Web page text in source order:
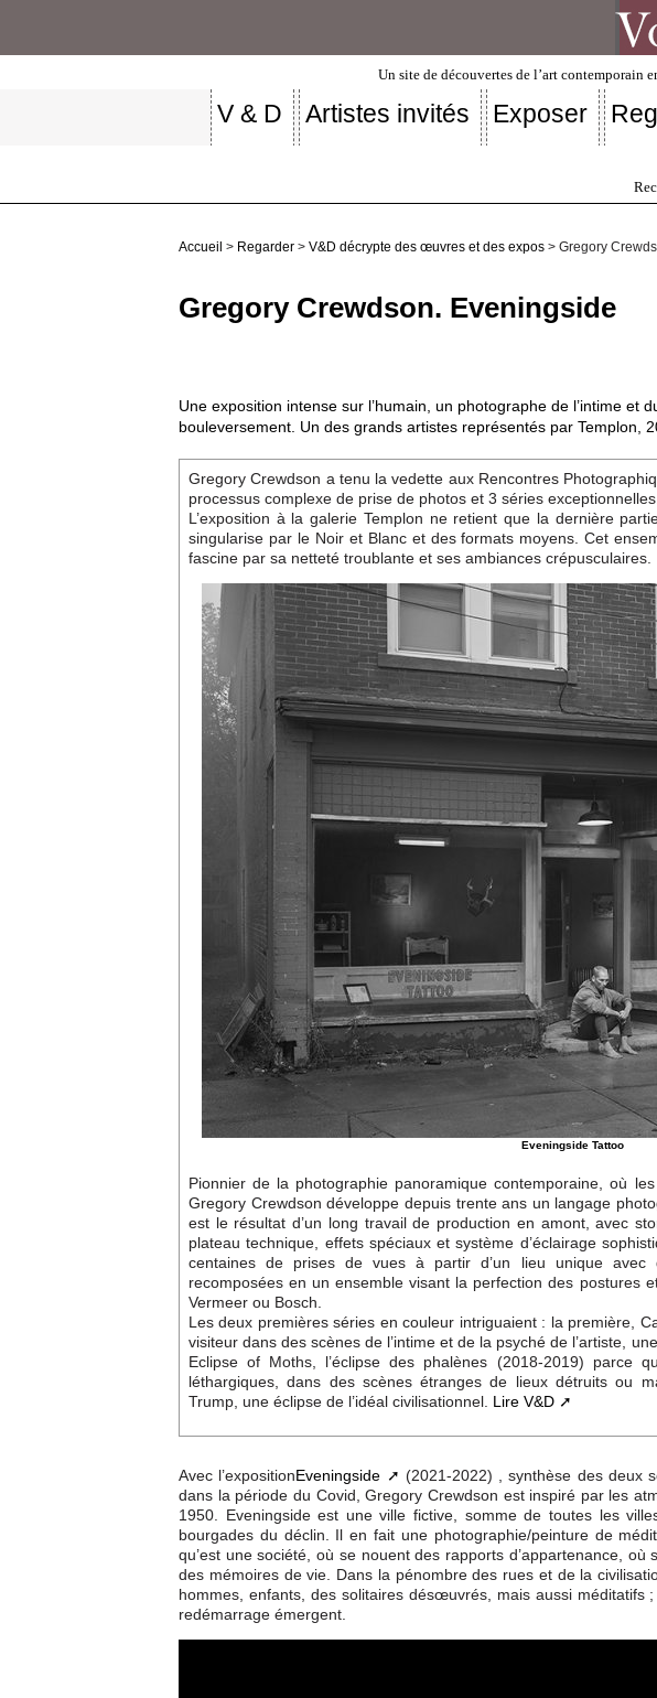
Un site de découvertes de l’art contemporain
V & D Artistes invités Exposer
Accueil > Regarder > V&D décrypte des œuvres et des expos > Gregory
Gregory Crewdson. Eveningside
Une exposition intense sur l’humain, un photographe de l’intime et
bouleversement. Un des grands artistes représentés par Templon,
Gregory Crewdson a tenu la vedette aux Rencontres
processus complexe de prise de photos et 3 séries exceptionnelles.
L’exposition à la galerie Templon ne retient que la dernière
singularise par le Noir et Blanc et des formats moyens. Cet
fascine par sa netteté troublante et ses ambiances crépusculaires.
Eveningside Tattoo
Pionnier de la photographie panoramique contemporaine, où
Gregory Crewdson développe depuis trente ans un langage
est le résultat d’un long travail de production en amont, avec
plateau technique, effets spéciaux et système d’éclairage
centaines de prises de vues à partir d’un lieu unique avec
recomposées en un ensemble visant la perfection des postures
Vermeer ou Bosch.
Les deux premières séries en couleur intriguaient : la première,
visiteur dans des scènes de l’intime et de la psyché de l’artiste,
Eclipse of Moths, l’éclipse des phalènes (2018-2019) parce
léthargiques, dans des scènes étranges de lieux détruits ou
Trump, une éclipse de l’idéal civilisationnel. Lire V&D
Avec l’expositionEveningside
(2021-2022) , synthèse des deux
dans la période du Covid, Gregory Crewdson est inspiré par les
1950. Eveningside est une ville fictive, somme de toutes les
bourgades du déclin. Il en fait une photographie/peinture de
qu’est une société, où se nouent des rapports d’appartenance,
des mémoires de vie. Dans la pénombre des rues et de la
hommes, enfants, des solitaires désœuvrés, mais aussi méditatifs
redémarrage émergent.